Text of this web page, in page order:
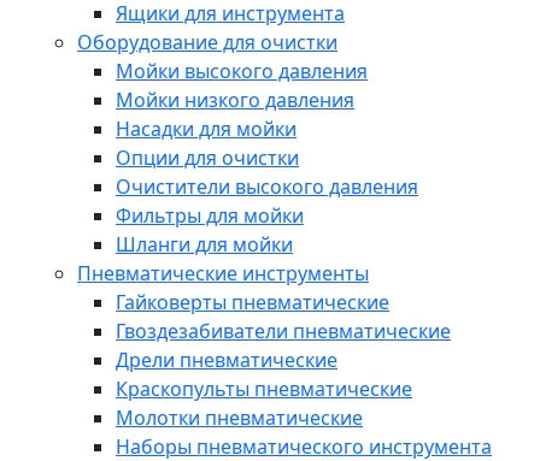
Ящики для инструмента
Оборудование для очистки
Мойки высокого давления
Мойки низкого давления
Насадки для мойки
Опции для очистки
Очистители высокого давления
Фильтры для мойки
Шланги для мойки
Пневматические инструменты
Гайковерты пневматические
Гвоздезабиватели пневматические
Дрели пневматические
Краскопульты пневматические
Молотки пневматические
Наборы пневматического инструмента